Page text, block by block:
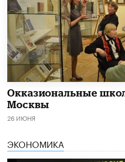
​Окказиональные
Москвы
26 ИЮНЯ
ЭКОНОМИКА